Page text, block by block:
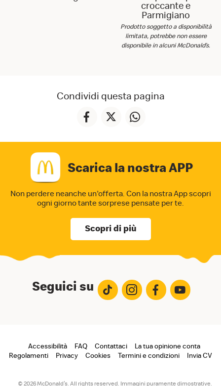
croccante e
Parmigiano
Prodotto soggetto a disponibilità
limitata, potrebbe non essere
disponibile in alcuni McDonald’s.
Condividi questa pagina
Scarica la nostra APP
Non perdere neanche un'offerta. Con la nostra App scopri
ogni giorno tante sorprese pensate per te.
Scopri di più
Seguici su
Footer
menu
Accessibilità FAQ Contattaci
La tua opinione conta
Regolamenti
Privacy Cookies Termini e condizioni Invia CV
© 2026 McDonald's. All rights reserved. Immagini puramente dimostrative.